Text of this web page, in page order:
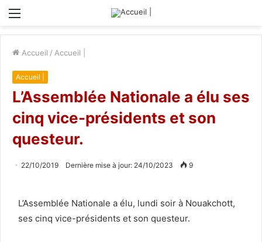
Menu
Accueil / Accueil |
Accueil |
L’Assemblée Nationale a élu ses
cinq vice-présidents et son
questeur.
22/10/2019 Dernière mise à jour: 24/10/2023 9
L’Assemblée Nationale a élu, lundi soir à Nouakchott,
ses cinq vice-présidents et son questeur.